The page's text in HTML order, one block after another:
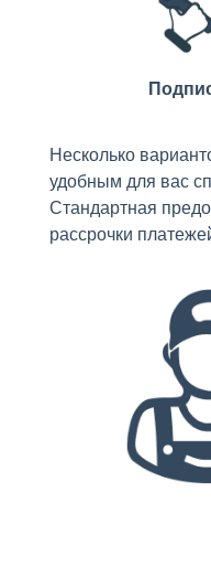
Несколько
удобным для вас
Стандартная
рассрочки